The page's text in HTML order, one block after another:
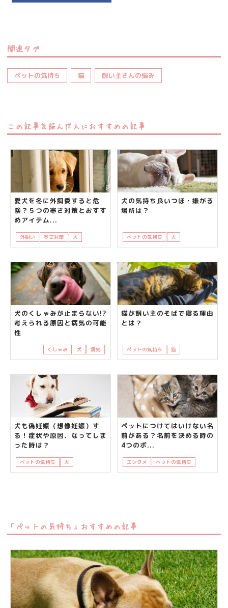
関連タグ
ペットの気持ち 猫 飼い主さんの悩み
この記事を読んだ人におすすめの記事
愛犬を冬に外飼委すると危
険？５つの寒さ対策とおすす
めアイテム...
外飼い 寒さ対策 犬 飼い主さんの悩み
犬の気持ち良いつぼ・嫌がる
場所は？
ペットの気持ち 犬
犬のくしゃみが止まらない!?
考えられる原因と病気の可能
性
くしゃみ 犬 病気
猫が飼い主のそばで寝る理由
とは？
ペットの気持ち 猫
犬も偽妊娠（想像妊娠）す
る！症状や原因、なってしま
った時は？
ペットの気持ち 犬
ペットにつけてはいけない名
前がある？名前を決める時の
4つのポ...
エンタメ ペットの気持ち
「ペットの気持ち」おすすめの記事